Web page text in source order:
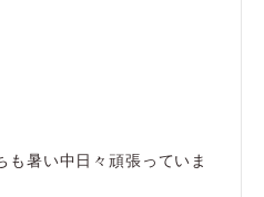
も暑い中日々頑張っていま